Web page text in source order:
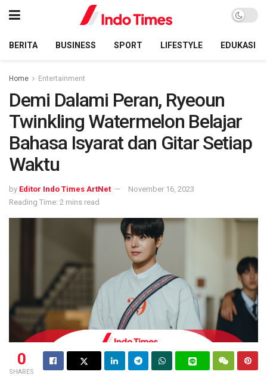
BERITA BUSINESS SPORT LIFESTYLE EDUKASI
Home Entertainment
Demi Dalami Peran, Ryeoun
Twinkling Watermelon Belajar
Bahasa Isyarat dan Gitar Setiap
Waktu
by Editor Indo Times ArtNet
November 16, 2023
Reading Time: 2 mins read
0
SHARES